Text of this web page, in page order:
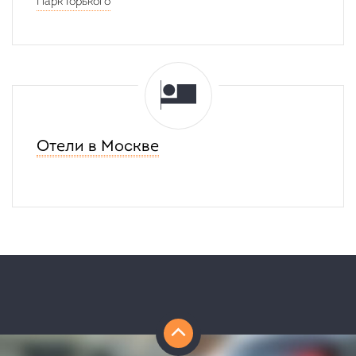
Отели в Москве